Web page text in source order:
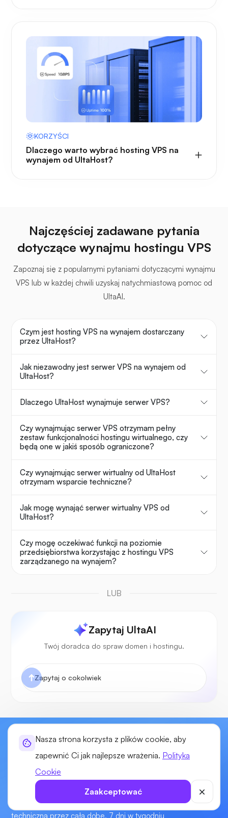
Nasza strona korzysta z plików cookie, aby
zapewnić Ci jak najlepsze wrażenia. Polityka
Cookie
Zaakceptować
KORZYŚCI
Dlaczego warto wybrać hosting VPS na
wynajem od UltaHost?
Najczęściej zadawane pytania
dotyczące wynajmu hostingu VPS
Zapoznaj się z popularnymi pytaniami dotyczącymi wynajmu
VPS lub w każdej chwili uzyskaj natychmiastową pomoc od
UltaAI.
Czym jest hosting VPS na wynajem dostarczany
przez UltaHost?
Jak niezawodny jest serwer VPS na wynajem od
UltaHost?
Dlaczego UltaHost wynajmuje serwer VPS?
Czy wynajmując serwer VPS otrzymam pełny
zestaw funkcjonalności hostingu wirtualnego, czy
będą one w jakiś sposób ograniczone?
Czy wynajmując serwer wirtualny od UltaHost
otrzymam wsparcie techniczne?
Jak mogę wynająć serwer wirtualny VPS od
UltaHost?
Czy mogę oczekiwać funkcji na poziomie
przedsiębiorstwa korzystając z hostingu VPS
zarządzanego na wynajem?
LUB
Zapytaj UltaAI
Twój doradca do spraw domen i hostingu.
Zacznij budować swoją stronę internetową
już dziś!
Ciesz się mocą, elastycznością i kontrolą nad swoimi
witrynami dzięki naszemu hostingowi internetowemu nowej
generacji. Nasi eksperci, wiodący w branży, służą pomocą
techniczną przez całą dobę, 7 dni w tygodniu